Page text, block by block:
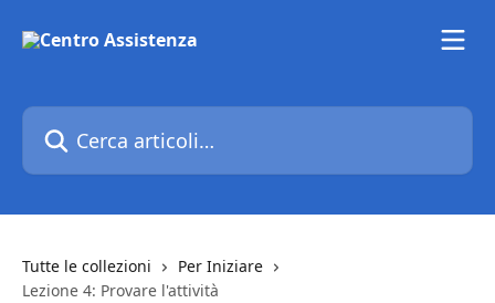
Cerca articoli…
Tutte le collezioni
Per Iniziare
Lezione 4: Provare l'attività